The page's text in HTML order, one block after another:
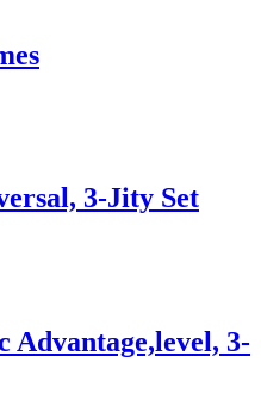
3-Jity Set
Advantage,level, 3-